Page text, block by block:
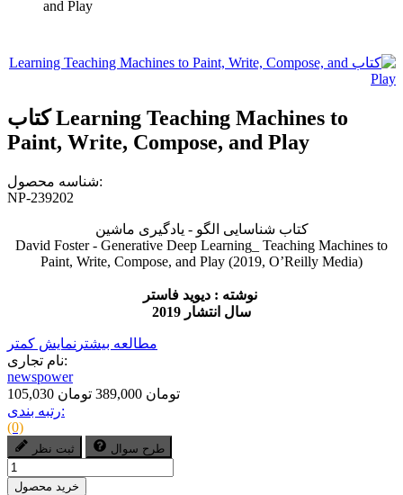
and Play
کتاب Learning Teaching Machines to
Paint, Write, Compose, and Play
شناسه محصول:
NP-239202
کتاب شناسایی الگو - یادگیری ماشین
David Foster - Generative Deep Learning_ Teaching Machines to
Paint, Write, Compose, and Play (2019, O’Reilly Media)
نوشته : دیوید فاستر
سال انتشار 2019
مطالعه بیشتر نمایش کمتر
نام تجاری:
newspower
105,030 تومان 389,000 تومان
رتبه بندی:
(0)
ثبت نظر طرح سوال
خرید محصول